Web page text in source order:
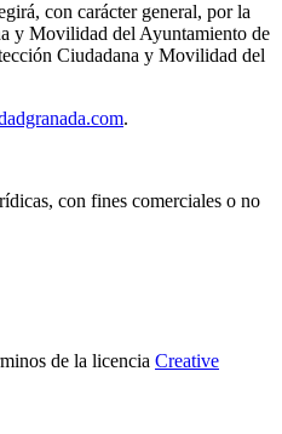
con carácter general, por la
y Movilidad del Ayuntamiento de
Ciudadana y Movilidad del
.
con fines comerciales o no
de la licencia Creative